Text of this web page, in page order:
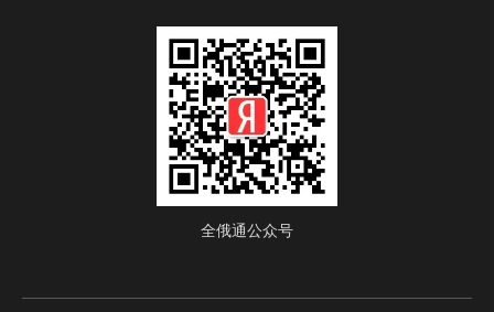
全俄通公众号